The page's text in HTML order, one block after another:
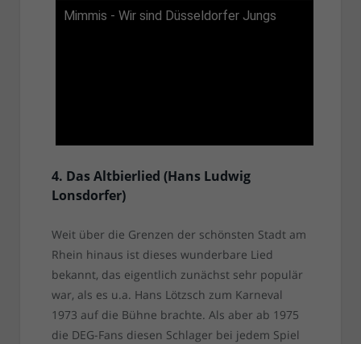
Mimmis - Wir sind Düsseldorfer Jungs
4. Das Altbierlied (Hans Ludwig
Lonsdorfer)
Weit über die Grenzen der schönsten Stadt am
Rhein hinaus ist dieses wunderbare Lied
bekannt, das eigentlich zunächst sehr populär
war, als es u.a. Hans Lötzsch zum Karneval
1973 auf die Bühne brachte. Als aber ab 1975
die DEG-Fans diesen Schlager bei jedem Spiel